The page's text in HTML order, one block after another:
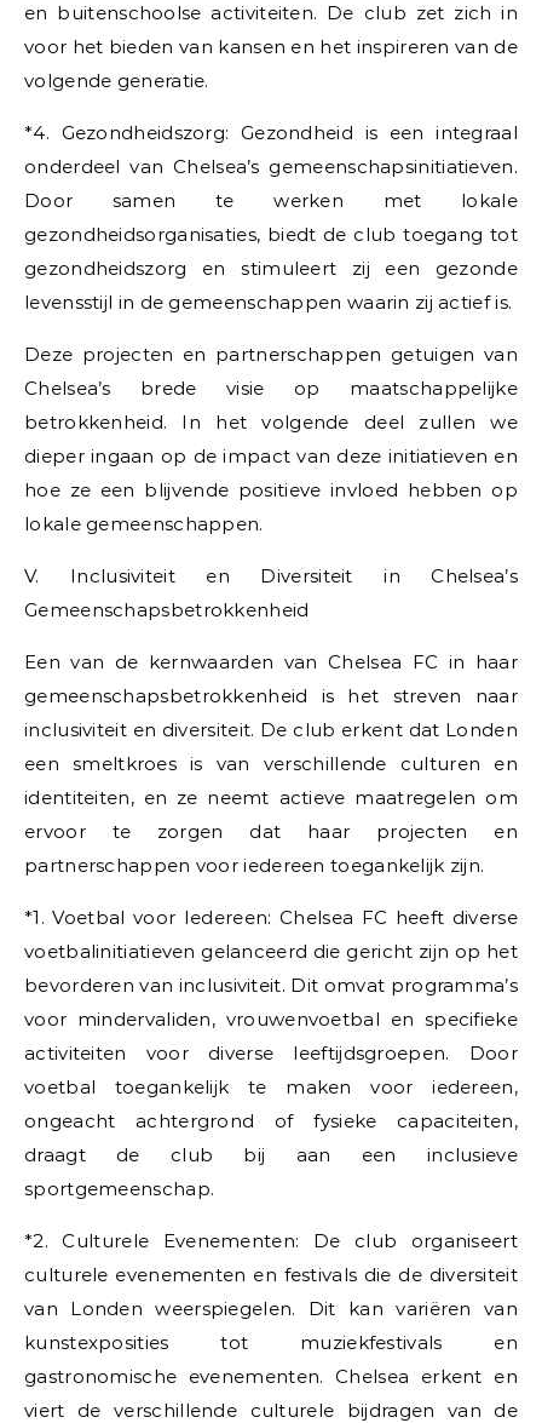
en buitenschoolse activiteiten. De club zet zich in
voor het bieden van kansen en het inspireren van de
volgende generatie.
*4. Gezondheidszorg: Gezondheid is een integraal
onderdeel van Chelsea’s gemeenschapsinitiatieven.
Door samen te werken met lokale
gezondheidsorganisaties, biedt de club toegang tot
gezondheidszorg en stimuleert zij een gezonde
levensstijl in de gemeenschappen waarin zij actief is.
Deze projecten en partnerschappen getuigen van
Chelsea’s brede visie op maatschappelijke
betrokkenheid. In het volgende deel zullen we
dieper ingaan op de impact van deze initiatieven en
hoe ze een blijvende positieve invloed hebben op
lokale gemeenschappen.
V. Inclusiviteit en Diversiteit in Chelsea’s
Gemeenschapsbetrokkenheid
Een van de kernwaarden van Chelsea FC in haar
gemeenschapsbetrokkenheid is het streven naar
inclusiviteit en diversiteit. De club erkent dat Londen
een smeltkroes is van verschillende culturen en
identiteiten, en ze neemt actieve maatregelen om
ervoor te zorgen dat haar projecten en
partnerschappen voor iedereen toegankelijk zijn.
*1. Voetbal voor Iedereen: Chelsea FC heeft diverse
voetbalinitiatieven gelanceerd die gericht zijn op het
bevorderen van inclusiviteit. Dit omvat programma’s
voor mindervaliden, vrouwenvoetbal en specifieke
activiteiten voor diverse leeftijdsgroepen. Door
voetbal toegankelijk te maken voor iedereen,
ongeacht achtergrond of fysieke capaciteiten,
draagt de club bij aan een inclusieve
sportgemeenschap.
*2. Culturele Evenementen: De club organiseert
culturele evenementen en festivals die de diversiteit
van Londen weerspiegelen. Dit kan variëren van
kunstexposities tot muziekfestivals en
gastronomische evenementen. Chelsea erkent en
viert de verschillende culturele bijdragen van de